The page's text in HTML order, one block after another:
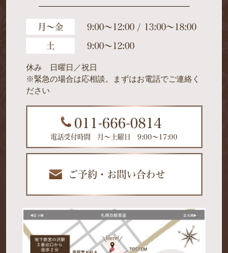
月～金 9:00～12:00 / 13:00～18:00
土 9:00～12:00
休み 日曜日／祝日
※緊急の場合は応相談。まずはお電話でご連絡く
ださい
011-666-0814
電話受付時間 月～土曜日 9:00～17:00
ご予約・お問い合わせ